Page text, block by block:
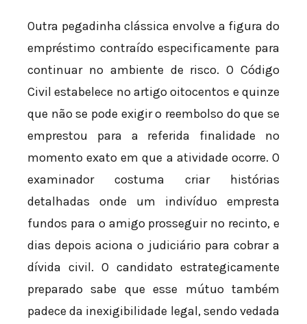
Outra pegadinha clássica envolve a figura do
empréstimo contraído especificamente para
continuar no ambiente de risco. O Código
Civil estabelece no artigo oitocentos e quinze
que não se pode exigir o reembolso do que se
emprestou para a referida finalidade no
momento exato em que a atividade ocorre. O
examinador costuma criar histórias
detalhadas onde um indivíduo empresta
fundos para o amigo prosseguir no recinto, e
dias depois aciona o judiciário para cobrar a
dívida civil. O candidato estrategicamente
preparado sabe que esse mútuo também
padece da inexigibilidade legal, sendo vedada